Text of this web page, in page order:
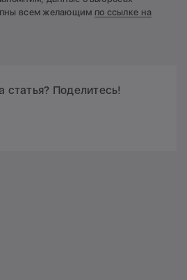
всем желающим по ссылке на
статья? Поделитесь!